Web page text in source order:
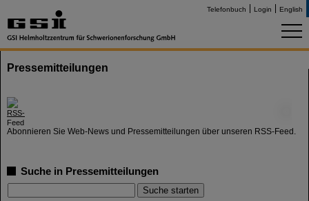
Telefonbuch Login English
Pressemitteilungen
Abonnieren Sie Web-News und Pressemitteilungen über unseren RSS-Feed.
Suche in Pressemitteilungen